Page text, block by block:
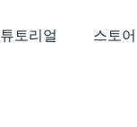
튜토리얼 스토어